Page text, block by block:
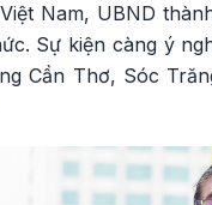
Nam, UBND
Sự kiện càng ý
Cần Thơ, Sóc